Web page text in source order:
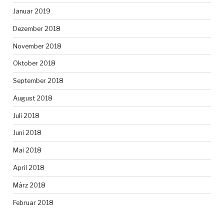
Januar 2019
Dezember 2018
November 2018
Oktober 2018
September 2018
August 2018
Juli 2018
Juni 2018
Mai 2018
April 2018
März 2018
Februar 2018